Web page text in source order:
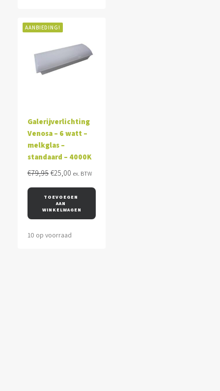
AANBIEDING!
Galerijverlichting
Venosa – 6 watt –
melkglas –
standaard – 4000K
€79,95 Oorspronkelijke
was:
€79,95.
€25,00 Huidige
is:
€25,00.
ex. BTW
TOEVOEGEN
AAN
WINKELWAGEN
10 op voorraad